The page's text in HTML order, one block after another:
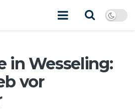
in Wesseling:
vor